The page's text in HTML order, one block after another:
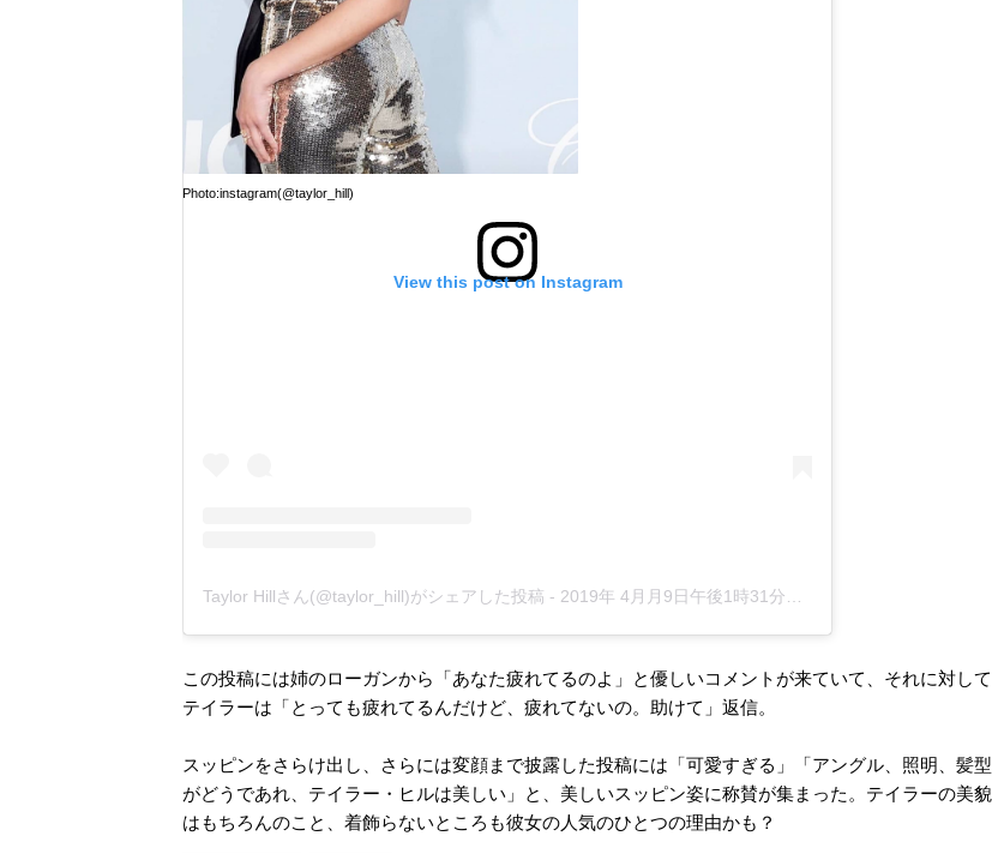
Photo:instagram(@taylor_hill)
View this post on Instagram
Taylor Hillさん(@taylor_hill)がシェアした投稿 - 2019年 4月月9日午後1時31分PDT
この投稿には姉のローガンから「あなた疲れてるのよ」と優しいコメントが来ていて、それに対して
テイラーは「とっても疲れてるんだけど、疲れてないの。助けて」返信。
スッピンをさらけ出し、さらには変顔まで披露した投稿には「可愛すぎる」「アングル、照明、髪型
がどうであれ、テイラー・ヒルは美しい」と、美しいスッピン姿に称賛が集まった。テイラーの美貌
はもちろんのこと、着飾らないところも彼女の人気のひとつの理由かも？